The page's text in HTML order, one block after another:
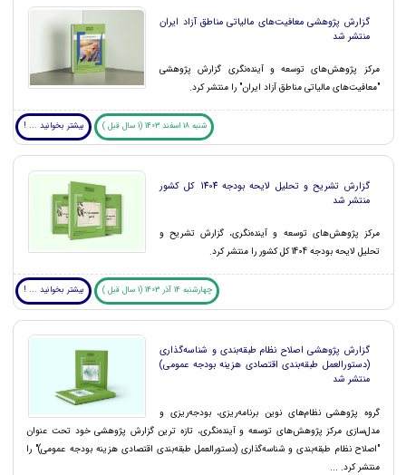
گزارش پژوهشی معافیت‌های مالیاتی مناطق آزاد ایران
منتشر شد
مرکز پژوهش‌های توسعه و آینده‌نگری گزارش پژوهشی
"معافیت‌های مالیاتی مناطق آزاد ایران" را منتشر کرد.
شنبه 18 اسفند 1403 (1 سال قبل ) بیشتر بخوانید ... !
گزارش تشریح و تحلیل لایحه بودجه 1404 کل کشور
منتشر شد
مرکز پژوهش‌های توسعه و آینده‌نگری، گزارش تشریح و
تحلیل لایحه بودجه 1404 کل کشور را منتشر کرد.
چهارشنبه 14 آذر 1403 (1 سال قبل ) بیشتر بخوانید ... !
گزارش پژوهشی اصلاح نظام طبقه‌بندی و شناسه‌گذاری
(دستورالعمل طبقه‌بندی اقتصادی هزینه بودجه عمومی)
منتشر شد
گروه پژوهشی نظام‌های نوین برنامه‌ریزی، بودجه‌ریزی و
مدل‌سازی مرکز پژوهش‌‌های توسعه و آینده‌‌نگری، تازه ترین گزارش پژوهشی خود تحت عنوان
"اصلاح نظام طبقه‌بندی و شناسه‌گذاری (دستورالعمل طبقه‌بندی اقتصادی هزینه بودجه عمومی)" را
منتشر کرد. ...